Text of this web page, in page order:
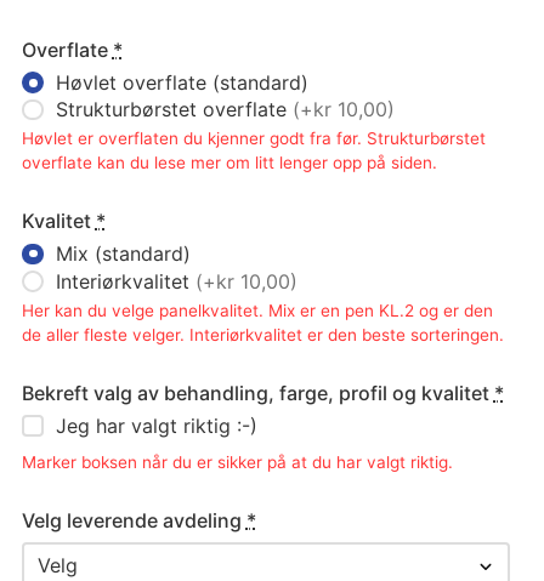
Overflate *
Høvlet overflate (standard)
Strukturbørstet overflate (+kr 10,00)
Høvlet er overflaten du kjenner godt fra før. Strukturbørstet
overflate kan du lese mer om litt lenger opp på siden.
Kvalitet *
Mix (standard)
Interiørkvalitet (+kr 10,00)
Her kan du velge panelkvalitet. Mix er en pen KL.2 og er den
de aller fleste velger. Interiørkvalitet er den beste sorteringen.
Bekreft valg av behandling, farge, profil og kvalitet *
Jeg har valgt riktig :-)
Marker boksen når du er sikker på at du har valgt riktig.
Velg leverende avdeling *